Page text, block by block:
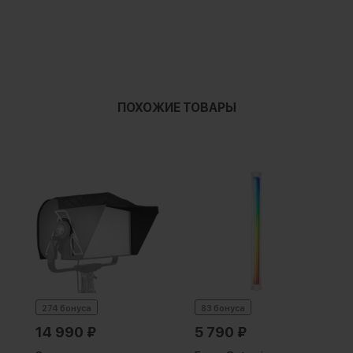
ПОХОЖИЕ ТОВАРЫ
274 бонуса
14 990 ₽
83 бонуса
5 790 ₽